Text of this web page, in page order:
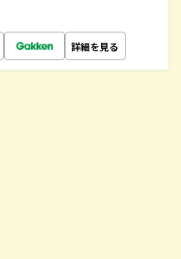
詳細を見る